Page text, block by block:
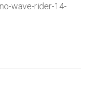
wave-rider-14-